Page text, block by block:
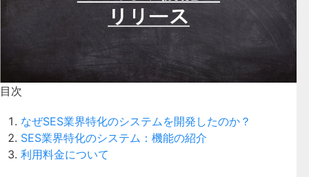
目次
なぜSES業界特化のシステムを開発したのか？
SES業界特化のシステム：機能の紹介
利用料金について